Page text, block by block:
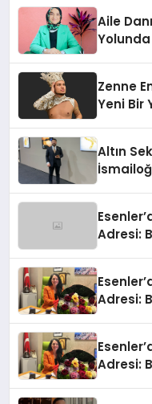
Aile
Yolunda
Zenne
Yeni Bir
Altın
Adresi:
Adresi:
Adresi: